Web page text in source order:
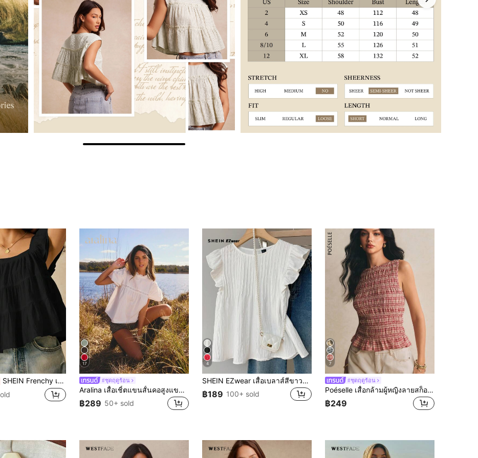
SHEIN Frenchy เสื้อคอปกพับระบายสีเรียบสำหรับผู้หญิงใส่ในฤดูร้อน
17
#ชุดฤดูร้อน
Aralina เสื้อเชิ้ตแขนสั้นคอสูงแขนพัฟลายป๊อปลินปักลายเก๋ไก๋สำหรับฤดูใบไม้ร่วง/ฤดูหนาว เหมาะสำหรับใส่ไปทำงานสำหรับผู้หญิงและวันคริสต์มาส เสื้อครอปตุ๊กตาไหลระบายสไตล์แฟรี่คอร์หรูหราสำหรับวันหยุดพักผ่อนและเทศกาล
฿289 50+ sold
4
SHEIN EZwear เสื้อเบลาส์สีขาวทอสำหรับผู้หญิง คอกลม แต่งระบาย และแขนบานทรงหลวม
฿189 100+ sold
7
#ชุดฤดูร้อน
Poéselle เสื้อกล้ามผู้หญิงลายสก็อตจับย่น, เสื้อสไตล์ธุรกิจสบายๆ โบโฮ, วินเทจฤดูร้อนสำหรับบรันช์วันหยุด, คอนเสิร์ตคันทรี
฿249